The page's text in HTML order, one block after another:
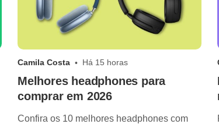
Camila Costa Há 15 horas
Melhores headphones para
comprar em 2026
Confira os 10 melhores headphones com